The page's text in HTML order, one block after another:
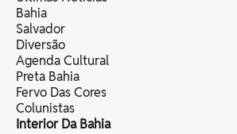
Bahia
Salvador
Diversão
Agenda Cultural
Preta Bahia
Fervo Das Cores
Colunistas
Interior Da Bahia